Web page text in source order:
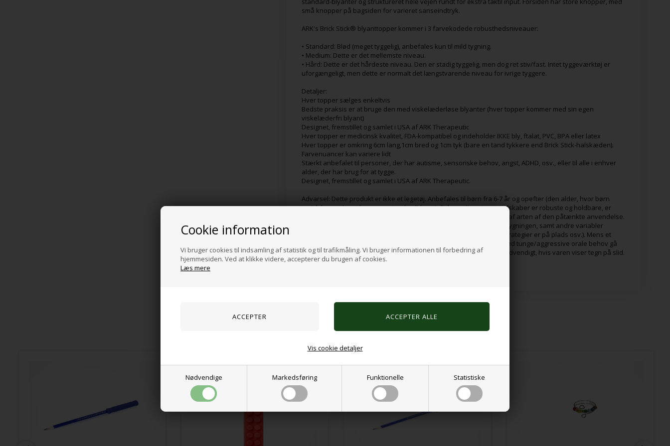
Cookie information
Vi bruger cookies til indsamling af statistik og til trafikmåling. Vi bruger informationen til forbedring af
hjemmesiden. Ved at klikke videre, accepterer du brugen af cookies.
Læs mere
Nødvendige Markedsføring Funktionelle Statistiske
Vis cookie detaljer
små knopper på bagsiden for varieret sanseindtryk.
ARK's Brick Stick® blyanttopper kommer i 3 farvekodede robusthedsniveauer:
• Standard: Blød (meget tyggelig), anbefales kun til mild tygning.
• Medium: Dette er det mellemste niveau.
• Hård: Dette er det hårdeste niveau. Den er stadig tyggelig, men dog ret stiv/fast. Intet tyggeværktøj er
uforgængeligt, men dette er normalt det længstvarende niveau for ivrige tyggere.
Detaljer:
Hver topper sælges enkeltvis
Bedste praksis er at bruge den med viskelæderløse blyanter (hver topper kommer med sin egen
viskelæderfri blyant)
Designet, fremstillet og samlet i USA af ARK Therapeutic
Hver topper er medicinsk kvalitet, FDA-kompatibel og indeholder IKKE bly, ftalat, PVC, BPA eller latex
Hver topper er omkring 6cm lang,1cm bred og 1cm tyk (bare en tand tykkere end Brick Stick-halskæden).
Farvenuancer kan variere lidt
Stærkt anbefalet til personer, der har autisme, sensoriske behov, angst, ADHD, osv., eller til alle i enhver
alder, der har brug for at tygge.
Designet, fremstillet og samlet i USA af ARK Therapeutic.
Advarsel: Dette produkt er ikke et legetøj. Anbefales til børn fra 6-7 år og opefter (den alder, hvor børn
typisk begynder at bruge en standardblyant). Selvom disse tyggeredskaber er robuste og holdbare, er
intet tyggeværktøj uforgængeligt. Slitage kan forventes i betragtning af arten af den påtænkte anvendelse.
Hvor længe de holder er typisk lig med mængden og intensiteten af tygningen, samt andre variabler
(såsom kæbestyrke, stress/angstniveauer, hvis andre sensoriske strategier er på plads osv.). Mens et
tyggeværktøj for nogle mennesker vil vare evigt, kan de for andre med tunge/aggressive orale behov gå
igennem det meget hurtigt. Hold til enhver tid opsyn og udskift om nødvendigt, hvis varen viser tegn på slid.
Alternative produkter